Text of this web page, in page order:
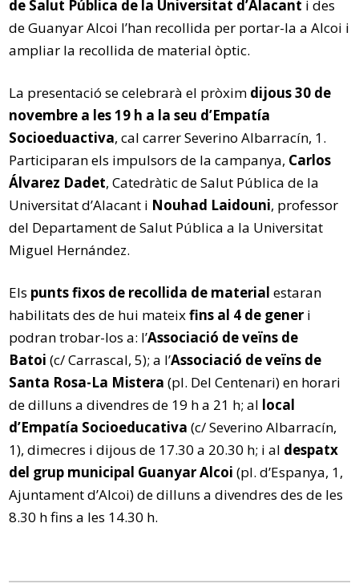
de Salut Pública de la Universitat d’Alacant i des
de Guanyar Alcoi l’han recollida per portar-la a Alcoi i
ampliar la recollida de material òptic.
La presentació se celebrarà el pròxim dijous 30 de
novembre a les 19 h a la seu d’Empatía
Socioeduactiva, cal carrer Severino Albarracín, 1.
Participaran els impulsors de la campanya, Carlos
Álvarez Dadet, Catedràtic de Salut Pública de la
Universitat d’Alacant i Nouhad Laidouni, professor
del Departament de Salut Pública a la Universitat
Miguel Hernández.
Els punts fixos de recollida de material estaran
habilitats des de hui mateixfins al 4 de gener i
podran trobar-los a: l’Associació de veïns de
Batoi (c/ Carrascal, 5); a l’Associació de veïns de
Santa Rosa-La Mistera (pl. Del Centenari) en horari
de dilluns a divendres de 19 h a 21 h; al local
d’Empatía Socioeducativa (c/ Severino Albarracín,
1), dimecres i dijous de 17.30 a 20.30 h; i al despatx
del grup municipal Guanyar Alcoi (pl. d’Espanya, 1,
Ajuntament d’Alcoi) de dilluns a divendres des de les
8.30 h fins a les 14.30 h.